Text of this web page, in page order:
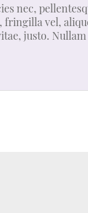
nec,
fringilla vel,
justo.